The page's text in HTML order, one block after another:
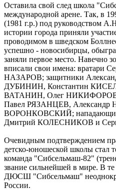
Оставила свой след школа
международной арене. Так, в
(1981 г.р.) под руководством
истории города приняли
проводимом в шведском
успешно - новосибирцы,
заняли первое место. Навечно
вписали свои имена: вратари
НАЗАРОВ; защитники
ДУБИНИН, Константин
ВАТАНИН, Олег
Павел РЯЗАНЦЕВ, Александр
ВОРОНКОВСКИЙ;
Дмитрий КОЛЕСНИКОВ и
Очевидным подтверждением
детско-юношеской школы стал
команда "Сибсельмаш-82"
звание сильнейшей в мире. В
ДЮСШ "Сибсельмаш"
России.